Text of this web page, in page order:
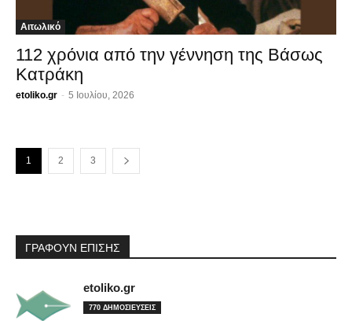
Αιτωλικό
112 χρόνια από την γέννηση της Βάσως
Κατράκη
etoliko.gr - 5 Ιουλίου, 2026
1 2 3
ΓΡΑΦΟΥΝ ΕΠΙΣΗΣ
etoliko.gr
770 ΔΗΜΟΣΙΕΥΣΕΙΣ